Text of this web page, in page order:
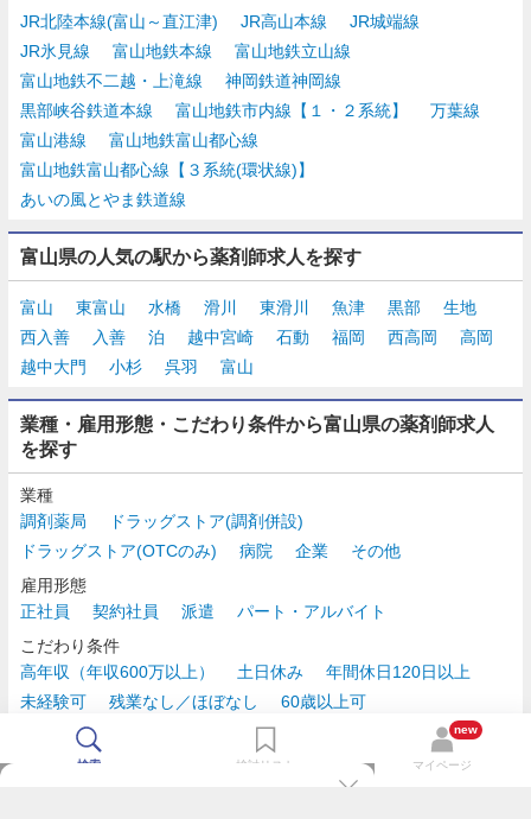
JR北陸本線(富山～直江津) JR高山本線
JR城端線
JR氷見線
富山地鉄本線
富山地鉄立山線
富山地鉄不二越・上滝線
神岡鉄道神岡線
黒部峡谷鉄道本線
富山地鉄市内線【１・２系統】
万葉線
富山港線
富山地鉄富山都心線
富山地鉄富山都心線【３系統(環状線)】
あいの風とやま鉄道線
富山県の人気の駅から薬剤師求人を探す
富山 東富山 水橋 滑川 東滑川 魚津 黒部
生地
西入善
入善 泊 越中宮崎 石動 福岡 西高岡
高岡
越中大門
小杉 呉羽 富山
業種・雇用形態・こだわり条件から富山県の薬剤師求人
を探す
業種
調剤薬局
ドラッグストア(調剤併設)
ドラッグストア(OTCのみ)
病院 企業
その他
雇用形態
正社員
契約社員 派遣
パート・アルバイト
こだわり条件
高年収（年収600万以上）
土日休み
年間休日120日以上
未経験可
残業なし／ほぼなし
60歳以上可
時給2,500円以上
検索 検討リスト
new
マイページ